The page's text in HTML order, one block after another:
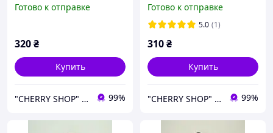
Готово к отправке
320₴
Купить
"CHERRY SHOP" Косметика, женская одежда и аксессуары 99%
Готово к отправке
5.0 (1)
310₴
Купить
"CHERRY SHOP" Косметика, женская одежда и аксессуары 99%